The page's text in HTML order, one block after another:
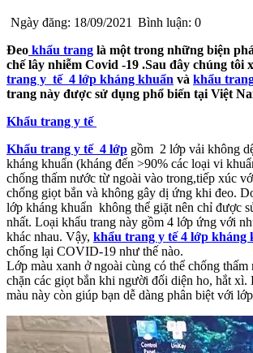
Ngày đăng: 18/09/2021 Bình luận: 0
Đeo khẩu trang là một trong những biện
chế lây nhiễm Covid -19 .Sau đây chúng tôi
trang y tế 4 lớp kháng khuẩn và khẩu
trang này được sử dụng phổ biến tại Việt
Khẩu trang y tế
Khẩu trang y tế 4 lớp gồm 2 lớp vải không
kháng khuẩn (kháng đến >90% các loại vi
chống thấm nước từ ngoài vào trong,tiếp xúc
chống giọt bắn và không gây dị ứng khi đeo.
lớp kháng khuẩn không thể giặt nên chỉ được
nhất. Loại khẩu trang này gồm 4 lớp ứng với
khác nhau. Vậy, khẩu trang y tế 4 lớp kháng
chống lại COVID-19 như thế nào.
Lớp màu xanh ở ngoài cùng có thể chống thấm
chặn các giọt bắn khi người đối diện ho, hắt
màu này còn giúp bạn dễ dàng phân biệt với